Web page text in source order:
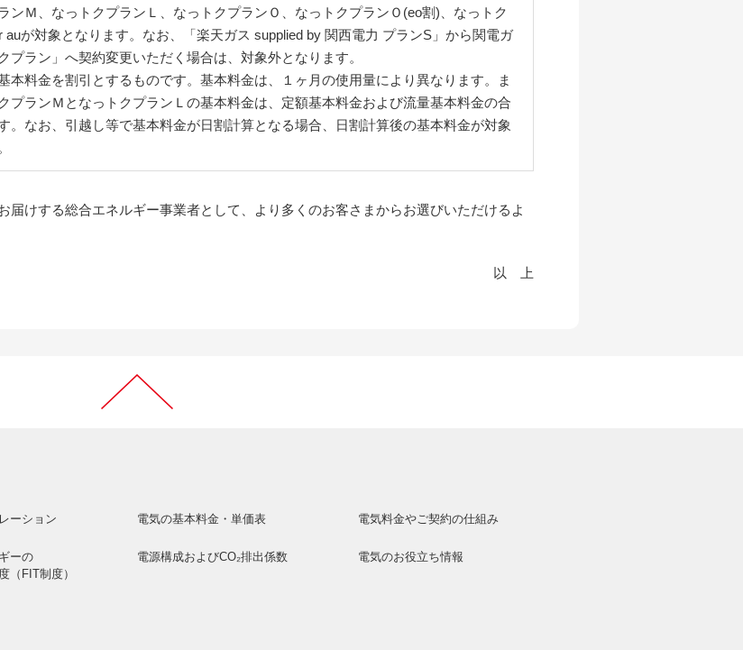
ンＭ、なっトクプランＬ、なっトクプランＯ、なっトクプランＯ(eo割)、なっトク
auが対象となります。なお、「楽天ガス supplied by 関西電力 プランS」から関電ガ
プラン」へ契約変更いただく場合は、対象外となります。
本料金を割引とするものです。基本料金は、１ヶ月の使用量により異なります。ま
プランＭとなっトクプランＬの基本料金は、定額基本料金および流量基本料金の合
。なお、引越し等で基本料金が日割計算となる場合、日割計算後の基本料金が対象
届けする総合エネルギー事業者として、より多くのお客さまからお選びいただけるよ
以 上
ーション 電気の基本料金・単価表 電気料金やご契約の仕組み
ーの
（FIT制度）
電源構成およびCO₂排出係数 電気のお役立ち情報